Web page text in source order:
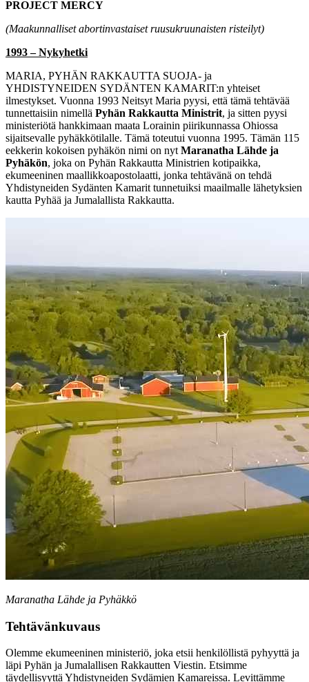
PROJECT MERCY
(Maakunnalliset abortinvastaiset ruusukruunaisten risteilyt)
1993 – Nykyhetki
MARIA, PYHÄN RAKKAUTTA SUOJA- ja
YHDISTYNEIDEN SYDÄNTEN KAMARIT:n yhteiset
ilmestykset. Vuonna 1993 Neitsyt Maria pyysi, että tämä tehtävää
tunnettaisiin nimellä Pyhän Rakkautta Ministrit, ja sitten pyysi
ministeriötä hankkimaan maata Lorainin piirikunnassa Ohiossa
sijaitsevalle pyhäkkötilalle. Tämä toteutui vuonna 1995. Tämän 115
eekkerin kokoisen pyhäkön nimi on nyt Maranatha Lähde ja
Pyhäkön, joka on Pyhän Rakkautta Ministrien kotipaikka,
ekumeeninen maallikkoapostolaatti, jonka tehtävänä on tehdä
Yhdistyneiden Sydänten Kamarit tunnetuiksi maailmalle lähetyksien
kautta Pyhää ja Jumalallista Rakkautta.
Maranatha Lähde ja Pyhäkkö
Tehtävänkuvaus
Olemme ekumeeninen ministeriö, joka etsii henkilöllistä pyhyyttä ja
läpi Pyhän ja Jumalallisen Rakkautten Viestin. Etsimme
täydellisyyttä Yhdistyneiden Sydämien Kamareissa. Levittämme